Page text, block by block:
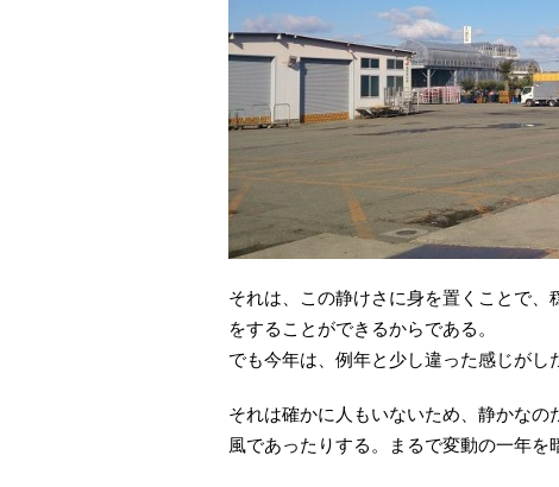
それは、この静けさに身を置くことで
をすることができるからである。
でも今年は、例年と少し違った感じがし
それは確かに人もいないため、静かな
風であったりする。まるで変動の一年を